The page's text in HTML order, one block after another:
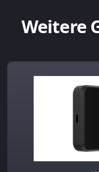
Weitere